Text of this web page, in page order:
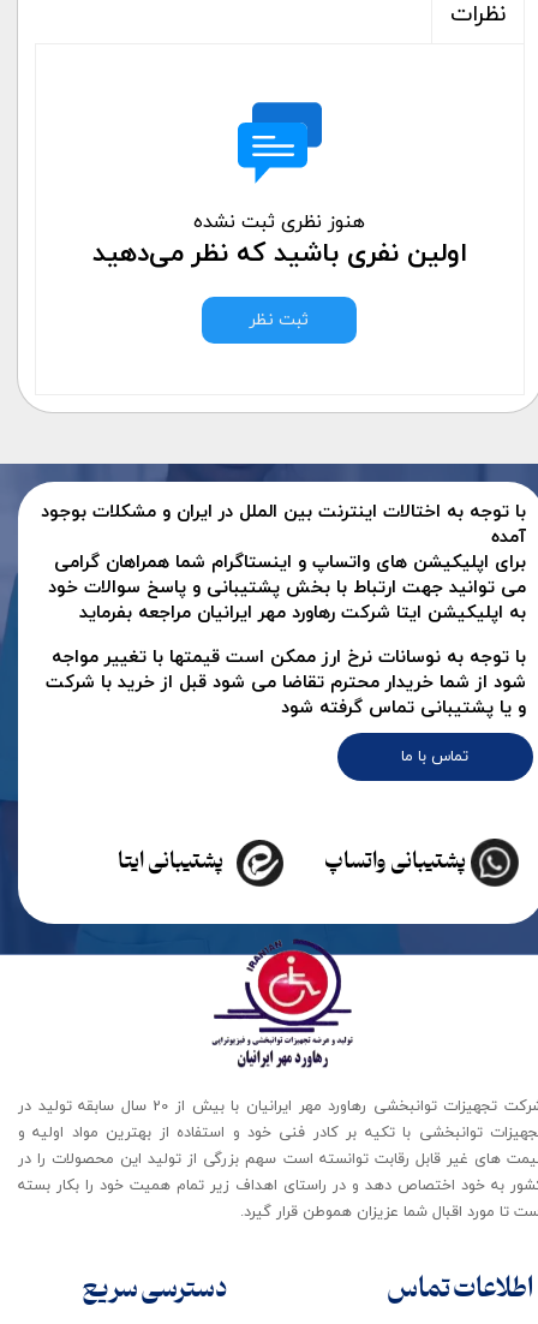
نظرات
هنوز نظری ثبت نشده
اولین نفری باشید که نظر می‌دهید
ثبت نظر
تماس با ما
با توجه به اختالات اینترنت بین الملل در ایران و مشکلات بوجود
آمده
برای اپلیکیشن های واتساپ و اینستاگرام شما همراهان گرامی
می توانید جهت ارتباط با بخش پشتیبانی و پاسخ سوالات خود
به اپلیکیشن ایتا شرکت رهاورد مهر ایرانیان مراجعه بفرماید
پشتیبانی ایتا پشتیبانی واتساپ
با توجه به نوسانات نرخ ارز ممکن است قیمتها با تغییر مواجه
شود از شما خریدار محترم تقاضا می شود قبل از خرید با شرکت
و یا پشتیبانی تماس گرفته شود
اطلاعات تماس
شرکت تجهیزات توانبخشی رهاورد مهر ایرانیان با بیش از 20 سال سابقه تولید در
توانبخشی با تکیه بر کادر فنی خود و استفاده از بهترین مواد اولیه و
های غیر قابل رقابت توانسته است سهم بزرگی از تولید این محصولات را در
به خود اختصاص دهد و در راستای اهداف زیر تمام همیت خود را بکار بسته
تا مورد اقبال شما عزیزان هموطن قرار گیرد​​​​​​​.
دسترسی سریع